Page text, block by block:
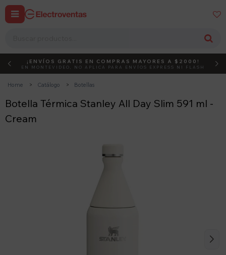
 
DEBUT ACTIVÁ EL CÓDIGO
¡ENVÍOS GRATIS EN COMPRAS MAYORES A $2000!
EN MONTEVIDEO, NO APLICA PARA ENVÍOS EXPRESS NI FLASH
Home Catálogo Botellas
Botella Térmica Stanley All Day Slim 591 ml -
Cream